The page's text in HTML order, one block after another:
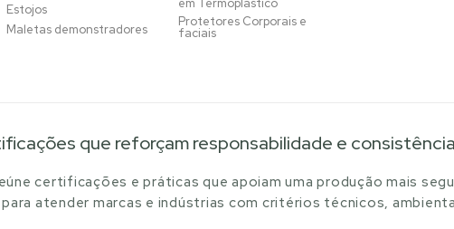
Estojos
Maletas demonstradores
em Termoplástico
Protetores Corporais e
faciais
que reforçam responsabilidade e
certificações e práticas que apoiam uma produção mais
atender marcas e indústrias com critérios técnicos,